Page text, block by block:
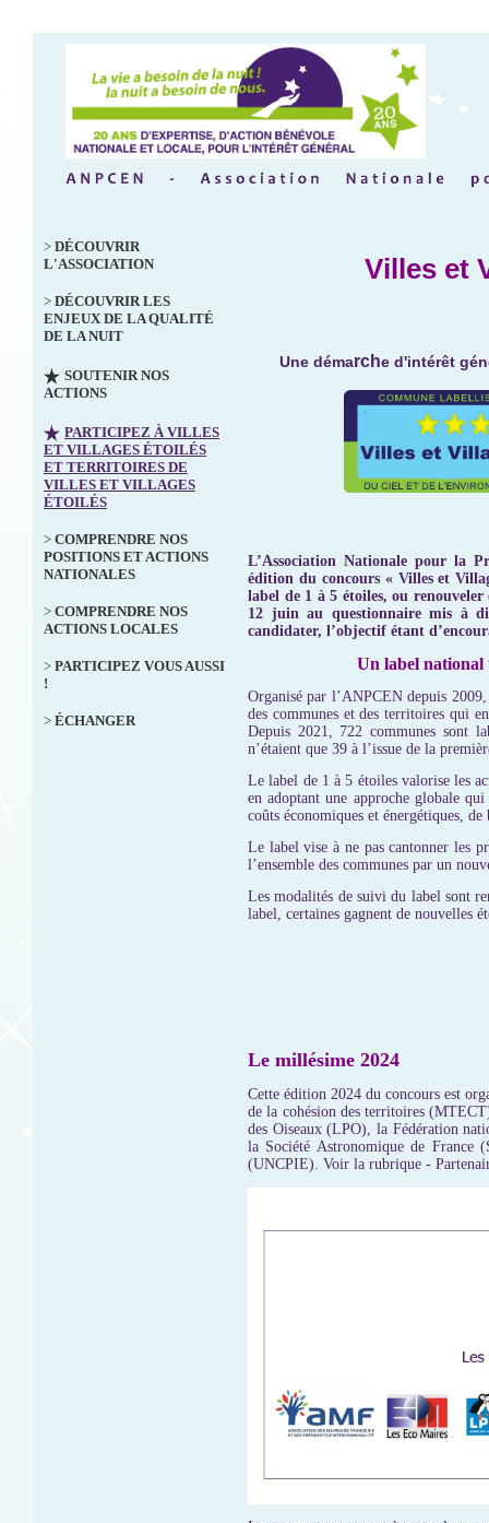
> DÉCOUVRIR
L'ASSOCIATION
> DÉCOUVRIR LES
ENJEUX DE LA QUALITÉ
DE LA NUIT
SOUTENIR NOS
ACTIONS
PARTICIPEZ À VILLES
ET VILLAGES ÉTOILÉS
ET TERRITOIRES DE
VILLES ET VILLAGES
ÉTOILÉS
> COMPRENDRE NOS
POSITIONS ET ACTIONS
NATIONALES
> COMPRENDRE NOS
ACTIONS LOCALES
> PARTICIPEZ VOUS AUSSI
!
> ÉCHANGER
Villes et
Une démarche d'intérêt
L’Association Nationale pour la
édition du concours « Villes et
label de 1 à 5 étoiles, ou
12 juin au questionnaire mis à
candidater, l’objectif étant
Un label national
Organisé par l’ANPCEN depuis
des communes et des territoires qui
Depuis 2021, 722 communes sont
n’étaient que 39 à l’issue de la
Le label de 1 à 5 étoiles valorise les
en adoptant une approche globale
coûts économiques et énergétiques,
Le label vise à ne pas cantonner les
l’ensemble des communes par un
Les modalités de suivi du label sont
label, certaines gagnent de nouvelles
Le millésime 2024
Cette édition 2024 du concours est
de la cohésion des territoires
des Oiseaux (LPO), la Fédération
la Société Astronomique de France
(UNCPIE). Voir la rubrique -